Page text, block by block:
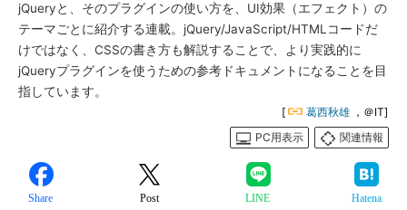
jQueryと、そのプラグインの使い方を、UI効果（エフェクト）の
テーマごとに紹介する連載。jQuery/JavaScript/HTMLコードだ
けではなく、CSSの書き方も解説することで、より実践的に
jQueryプラグインを使うための参考ドキュメントになることを目
指しています。
[ 葛西秋雄 ，＠IT]
PC用表示
関連情報
Share Post LINE Hatena